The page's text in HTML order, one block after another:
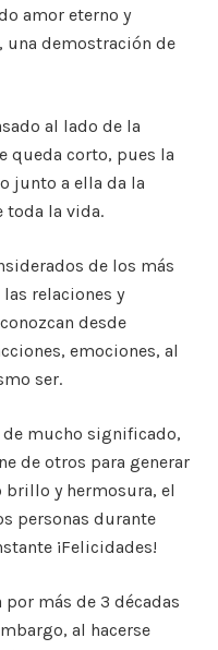
amor eterno y
una demostración de
al lado de la
queda corto, pues la
junto a ella da la
toda la vida.
de los más
relaciones y
desde
emociones, al
ser.
de mucho significado,
de otros para generar
y hermosura, el
personas durante
¡Felicidades!
más de 3 décadas
al hacerse